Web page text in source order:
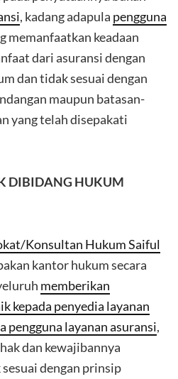
, kadang adapula pengguna
memanfaatkan keadaan
dari asuransi dengan
dan tidak sesuai dengan
maupun batasan-
yang telah disepakati
DIBIDANG HUKUM
Konsultan Hukum Saiful
kantor hukum secara
memberikan
kepada penyedia layanan
pengguna layanan asuransi,
dan kewajibannya
dengan prinsip